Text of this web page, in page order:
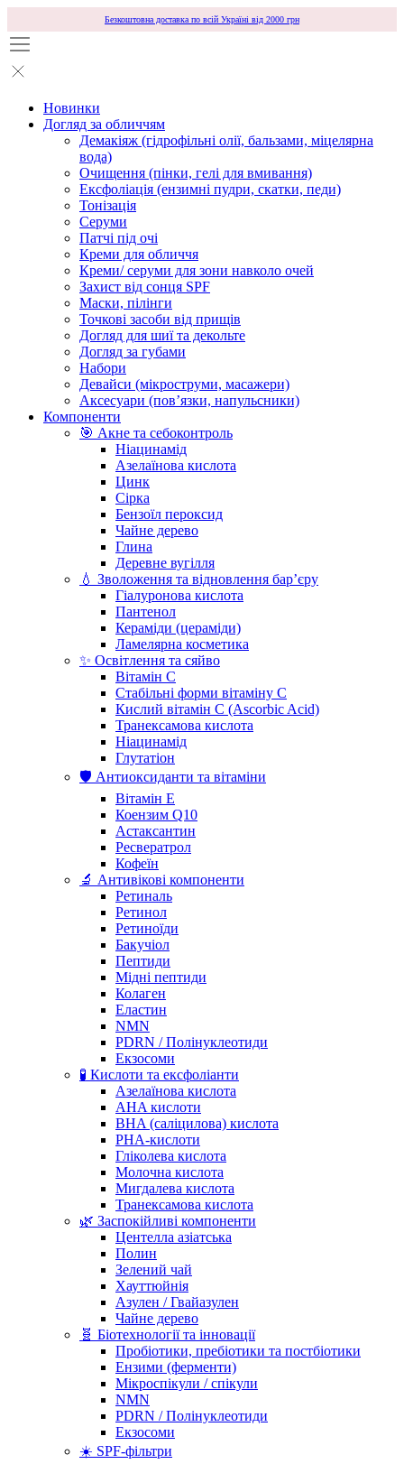
Безкоштовна доставка по всій Україні від 2000 грн
Новинки
Догляд за обличчям
Демакіяж (гідрофільні олії, бальзами, міцелярна
вода)
Очищення (пінки, гелі для вмивання)
Ексфоліація (ензимні пудри, скатки, педи)
Тонізація
Серуми
Патчі під очі
Креми для обличчя
Креми/ серуми для зони навколо очей
Захист від сонця SPF
Маски, пілінги
Точкові засоби від прищів
Догляд для шиї та декольте
Догляд за губами
Набори
Девайси (мікроструми, масажери)
Аксесуари (повʼязки, напульсники)
Компоненти
🎯 Акне та себоконтроль
Ніацинамід
Азелаїнова кислота
Цинк
Сірка
Бензоїл пероксид
Чайне дерево
Глина
Деревне вугілля
💧 Зволоження та відновлення бар’єру
Гіалуронова кислота
Пантенол
Кераміди (цераміди)
Ламелярна косметика
✨ Освітлення та сяйво
Вітамін С
Стабільні форми вітаміну С
Кислий вітамін С (Ascorbic Acid)
Транексамова кислота
Ніацинамід
Глутатіон
🛡️ Антиоксиданти та вітаміни
Вітамін Е
Коензим Q10
Астаксантин
Ресвератрол
Кофеїн
🔬 Антивікові компоненти
Ретиналь
Ретинол
Ретиноїди
Бакучіол
Пептиди
Мідні пептиди
Колаген
Еластин
NMN
PDRN / Полінуклеотиди
Екзосоми
🧪 Кислоти та ексфоліанти
Азелаїнова кислота
AHA кислоти
BHA (саліцилова) кислота
PHA-кислоти
Гліколева кислота
Молочна кислота
Мигдалева кислота
Транексамова кислота
🌿 Заспокійливі компоненти
Центелла азіатська
Полин
Зелений чай
Хауттюйнія
Азулен / Гвайазулен
Чайне дерево
🧬 Біотехнології та інновації
Пробіотики, пребіотики та постбіотики
Ензими (ферменти)
Мікроспікули / спікули
NMN
PDRN / Полінуклеотиди
Екзосоми
☀️ SPF-фільтри